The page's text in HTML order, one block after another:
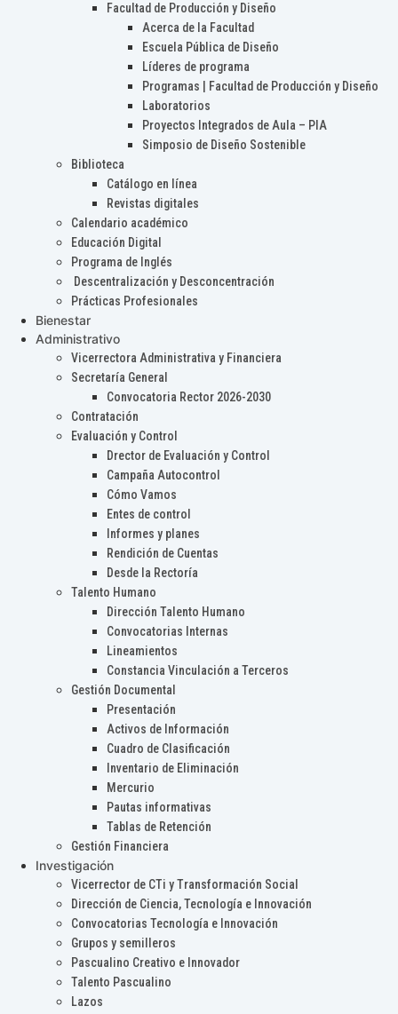
Facultad de Producción y Diseño
Acerca de la Facultad
Escuela Pública de Diseño
Líderes de programa
Programas | Facultad de Producción y Diseño
Laboratorios
Proyectos Integrados de Aula – PIA
Simposio de Diseño Sostenible
Biblioteca
Catálogo en línea
Revistas digitales
Calendario académico
Educación Digital
Programa de Inglés
Descentralización y Desconcentración
Prácticas Profesionales
Bienestar
Administrativo
Vicerrectora Administrativa y Financiera
Secretaría General
Convocatoria Rector 2026-2030
Contratación
Evaluación y Control
Drector de Evaluación y Control
Campaña Autocontrol
Cómo Vamos
Entes de control
Informes y planes
Rendición de Cuentas
Desde la Rectoría
Talento Humano
Dirección Talento Humano
Convocatorias Internas
Lineamientos
Constancia Vinculación a Terceros
Gestión Documental
Presentación
Activos de Información
Cuadro de Clasificación
Inventario de Eliminación
Mercurio
Pautas informativas
Tablas de Retención
Gestión Financiera
Investigación
Vicerrector de CTi y Transformación Social
Dirección de Ciencia, Tecnología e Innovación
Convocatorias Tecnología e Innovación
Grupos y semilleros
Pascualino Creativo e Innovador
Talento Pascualino
Lazos